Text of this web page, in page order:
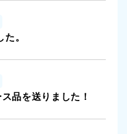
。
品を送りました！